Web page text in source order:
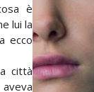
è
lui la
ecco
città